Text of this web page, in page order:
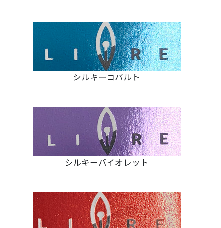
シルキーコバルト
シルキーバイオレット